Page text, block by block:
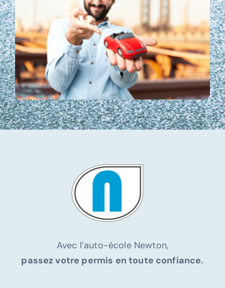
Avec l’auto-école Newton,
passez votre permis en toute confiance.